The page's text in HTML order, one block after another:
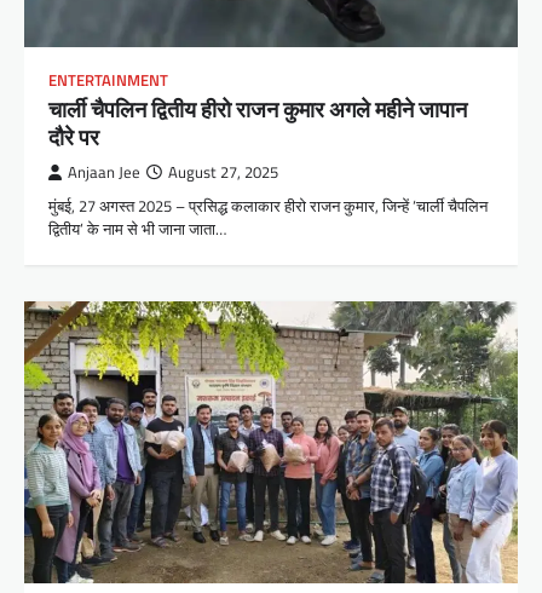
ENTERTAINMENT
चार्ली चैपलिन द्वितीय हीरो राजन कुमार अगले महीने जापान
दौरे पर
Anjaan Jee August 27, 2025
मुंबई, 27 अगस्त 2025 – प्रसिद्ध कलाकार हीरो राजन कुमार, जिन्हें ‘चार्ली चैपलिन
द्वितीय’ के नाम से भी जाना जाता…